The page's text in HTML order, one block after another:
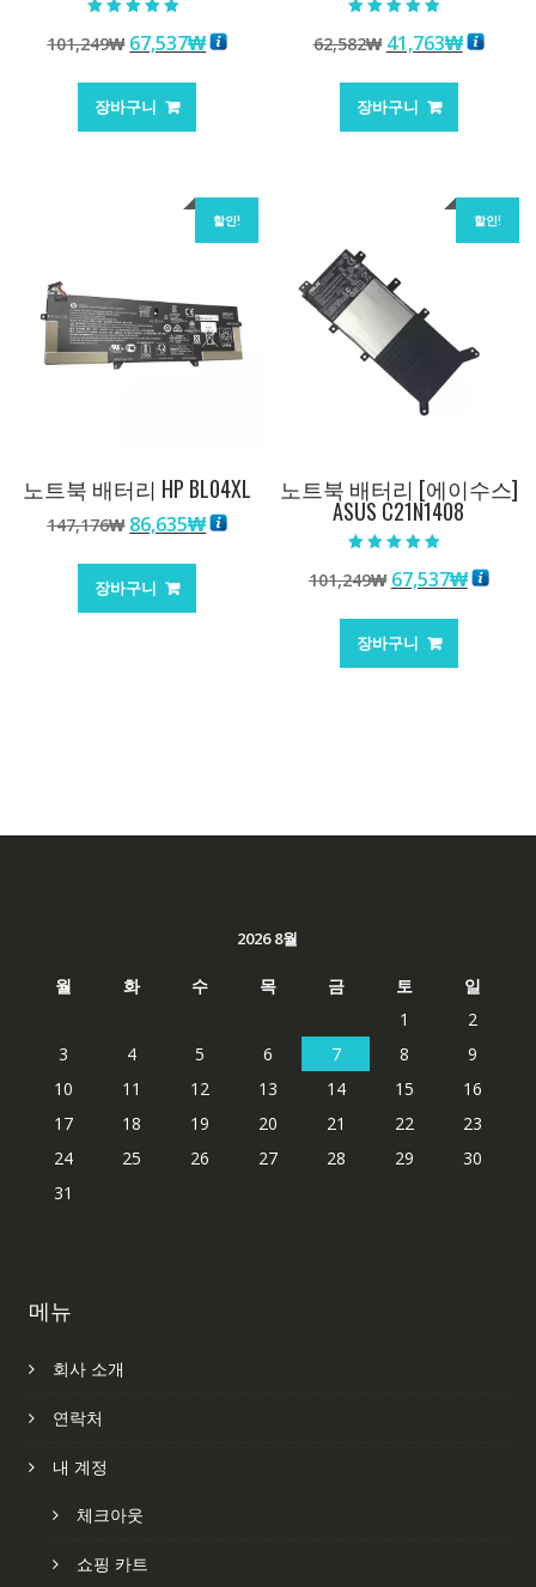
5.00
로 평가됨
101,249₩ 원
가
격:
67,537₩현
장바구니
4.50
로 평가됨
62,582₩ 원
가
격:
41,763₩현
장바구니
할인!
노트북 배터리 HP BL04XL
147,176₩ 원
가
격:
86,635₩현
장바구니
할인!
노트북 배터리 [에이수스]
ASUS C21N1408
4.50
로 평가됨
101,249₩ 원
가
격:
67,537₩현
장바구니
2026 8월
월 화 수 목 금 토
일
1
2
3
4 5 6 7 8
9
10
11 12 13 14 15
16
17
18 19 20 21 22
23
24
25 26 27 28 29
30
31
메뉴
회사 소개
연락처
내 계정
체크아웃
쇼핑 카트